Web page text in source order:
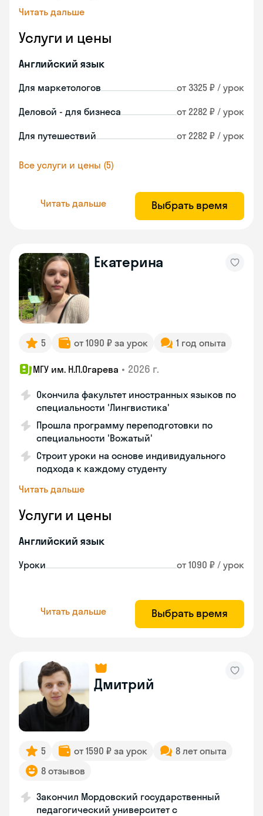
Читать дальше
Услуги и цены
Английский язык
Для маркетологов от 3325 ₽ / урок
Деловой - для бизнеса от 2282 ₽ / урок
Для путешествий от 2282 ₽ / урок
Все услуги и цены (5)
Читать дальше Выбрать время
Екатерина
5 от 1090 ₽ за урок 1 год опыта
МГУ им. Н.П.Огарева • 2026 г.
Окончила факультет иностранных языков по
специальности 'Лингвистика'
Прошла программу переподготовки по
специальности 'Вожатый'
Строит уроки на основе индивидуального
подхода к каждому студенту
Читать дальше
Услуги и цены
Английский язык
Уроки от 1090 ₽ / урок
Читать дальше Выбрать время
Дмитрий
5 от 1590 ₽ за урок
8 лет опыта
8 отзывов
Закончил Мордовский государственный
педагогический университет с